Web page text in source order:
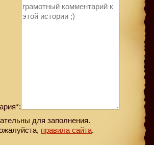
для заполнения.
правила сайта.